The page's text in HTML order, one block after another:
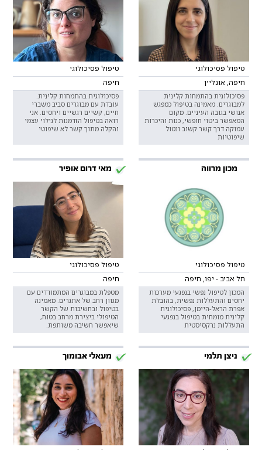
טיפול פסיכולוגי
חיפה, אונליין
פסיכולוגית בהתמחות קלינית
למבוגרים. מאמינה בטיפול כמפגש
אנושי בגובה העיניים. מקום
המאפשר ביטוי חופשי, כנות והיכרות
עמוקה דרך קשר קשוב ונטול
שיפוטיות
טיפול פסיכולוגי
חיפה
פסיכולוגית בהתמחות קלינית.
עובדת עם מבוגרים סביב משברי
חיים, קשיים רגשיים ויחסים. אני
רואה בטיפול הזדמנות לגילוי עצמי
והקלה מתוך קשר לא שיפוטי
מכון מרווה
טיפול פסיכולוגי
תל אביב - יפו, חיפה
המכון לטיפול נפשי בנפגעי מערכות
יחסים והתעללות נפשית, בהובלת
אפרת הראל-היימן, פסיכולוגית
קלינית מומחית בטיפול בנפגעי
התעללות נרקסיסטית
מאי דרום אופיר
טיפול פסיכולוגי
חיפה
מטפלת במבוגרים המתמודדים עם
מגוון רחב של אתגרים. מאמינה
בטיפול ובחשיבות של הקשר
הטיפולי ביצירת מרחב בטוח,
שיאפשר חשיבה משותפת.
ניצן תלמי מעאלי אבומוך